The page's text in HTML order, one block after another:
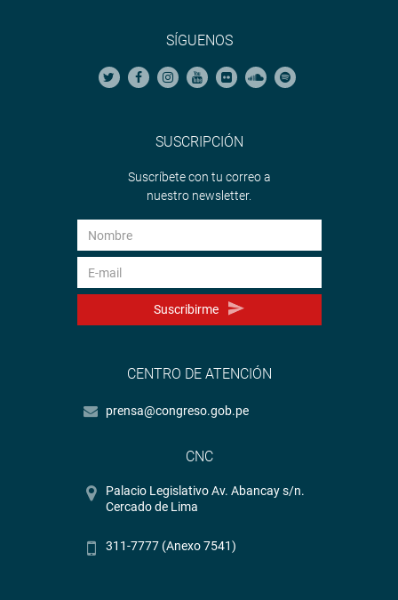
SÍGUENOS
SUSCRIPCIÓN
Suscríbete con tu correo a
nuestro newsletter.
Suscribirme
CENTRO DE ATENCIÓN
prensa@congreso.gob.pe
CNC
Palacio Legislativo Av. Abancay s/n.
Cercado de Lima
311-7777 (Anexo 7541)